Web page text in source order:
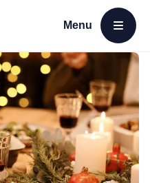
Menu
Open menu